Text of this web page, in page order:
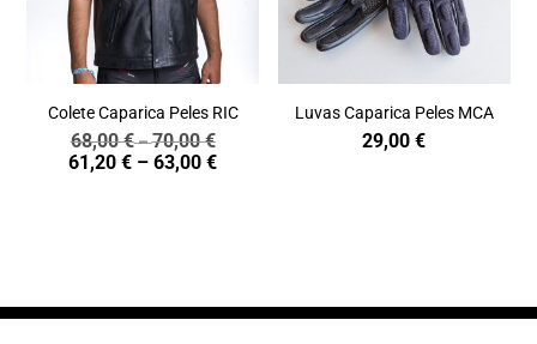
Colete Caparica Peles RIC
68,00€–70,00€Price
range:
61,20€ – 63,00€Price
Luvas Caparica Peles MCA
29,00€